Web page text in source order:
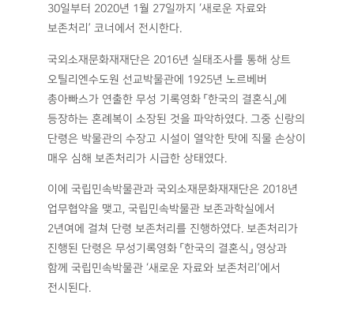
30일부터 2020년 1월 27일까지 ‘새로운 자료와
보존처리’ 코너에서 전시한다.
국외소재문화재재단은 2016년 실태조사를 통해 상트
오틸리엔수도원 선교박물관에 1925년 노르베버
총아빠스가 연출한 무성 기록영화 「한국의 결혼식」에
등장하는 혼례복이 소장된 것을 파악하였다. 그중 신랑의
단령은 박물관의 수장고 시설이 열악한 탓에 직물 손상이
매우 심해 보존처리가 시급한 상태였다.
이에 국립민속박물관과 국외소재문화재재단은 2018년
업무협약을 맺고, 국립민속박물관 보존과학실에서
2년여에 걸쳐 단령 보존처리를 진행하였다. 보존처리가
진행된 단령은 무성기록영화 「한국의 결혼식」 영상과
함께 국립민속박물관 ‘새로운 자료와 보존처리’에서
전시된다.